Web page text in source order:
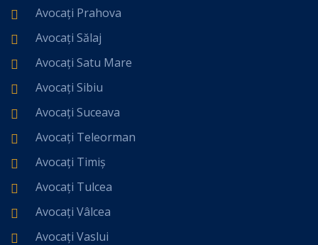
Avocați Prahova
Avocați Sălaj
Avocați Satu Mare
Avocați Sibiu
Avocați Suceava
Avocați Teleorman
Avocați Timiș
Avocați Tulcea
Avocați Vâlcea
Avocați Vaslui